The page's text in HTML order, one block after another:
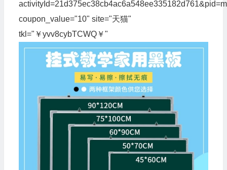
coupon_value="10" site="天猫"
tkl="￥yvv8cybTCWQ￥"